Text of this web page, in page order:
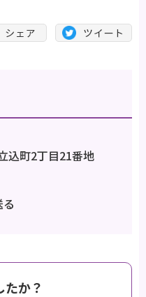
込町2丁目21番地
か？